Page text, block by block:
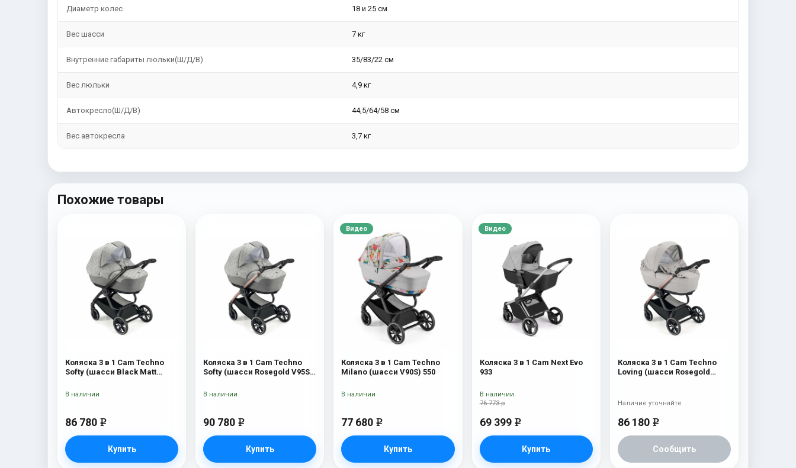
Диаметр колес 18 и 25 см
Вес шасси 7 кг
Внутренние габариты люльки(Ш/Д/В) 35/83/22 см
Вес люльки 4,9 кг
Автокресло(Ш/Д/В) 44,5/64/58 см
Вес автокресла 3,7 кг
Похожие товары
Коляска 3 в 1 Cam Techno
Softy (шасси Black Matt
86 780 e
Купить
В наличии
Коляска 3 в 1 Cam Techno
Softy (шасси Rosegold V95S)
90 780 e
Купить
В наличии
Видео
Коляска 3 в 1 Cam Techno
Milano (шасси V90S) 550
77 680 e
Купить
В наличии
Видео
Коляска 3 в 1 Cam Next Evo
933
76 773 р
69 399 e
Купить
В наличии
Коляска 3 в 1 Cam Techno
Loving (шасси Rosegold
86 180 e
Сообщить
Наличие уточняйте